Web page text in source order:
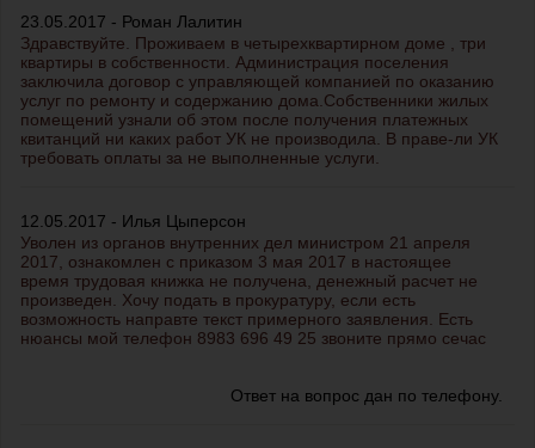
23.05.2017 - Роман Лалитин
Здравствуйте. Проживаем в четырехквартирном доме , три
квартиры в собственности. Администрация поселения
заключила договор с управляющей компанией по оказанию
услуг по ремонту и содержанию дома.Собственники жилых
помещений узнали об этом после получения платежных
квитанций ни каких работ УК не производила. В праве-ли УК
требовать оплаты за не выполненные услуги.
12.05.2017 - Илья Цыперсон
Уволен из органов внутренних дел министром 21 апреля
2017, ознакомлен с приказом 3 мая 2017 в настоящее
время трудовая книжка не получена, денежный расчет не
произведен. Хочу подать в прокуратуру, если есть
возможность направте текст примерного заявления. Есть
нюансы мой телефон 8983 696 49 25 звоните прямо сечас
Ответ на вопрос дан по телефону.